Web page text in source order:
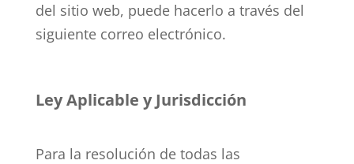
del sitio web, puede hacerlo a través del
siguiente correo electrónico.
Ley Aplicable y Jurisdicción
Para la resolución de todas las